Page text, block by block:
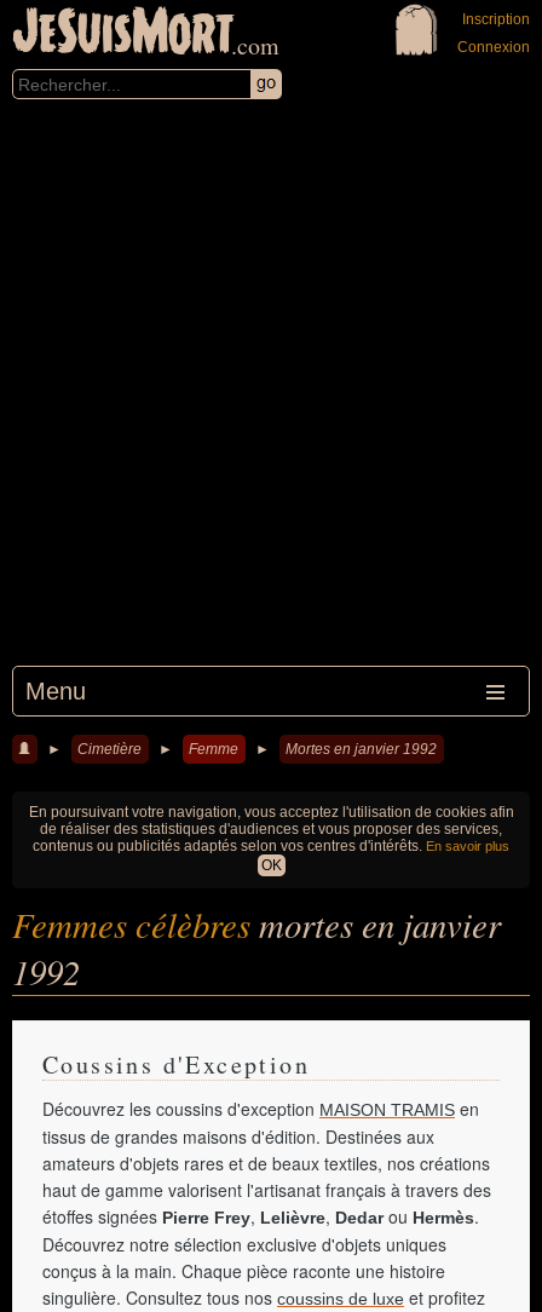
JeSuisMort.com
Menu
Inscription
Connexion
► Cimetière ► Femme ► Mortes en janvier 1992
En poursuivant votre navigation, vous acceptez l'utilisation de cookies afin
de réaliser des statistiques d'audiences et vous proposer des services,
contenus ou publicités adaptés selon vos centres d'intérêts. En savoir plus
OK
Femmes célèbresmortes en janvier
1992
Coussins d'Exception
Découvrez les coussins d'exception MAISON TRAMIS en
tissus de grandes maisons d'édition. Destinées aux
amateurs d'objets rares et de beaux textiles, nos créations
haut de gamme valorisent l'artisanat français à travers des
étoffes signées Pierre Frey, Lelièvre, Dedarou Hermès.
Découvrez notre sélection exclusive d'objets uniques
conçus à la main. Chaque pièce raconte une histoire
singulière. Consultez tous nos coussins de luxe et profitez